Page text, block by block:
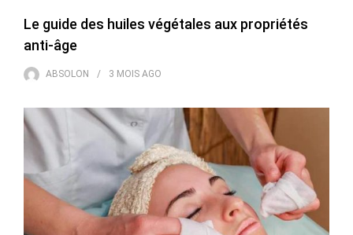
Le guide des huiles végétales aux propriétés
anti-âge
ABSOLON 3 MOIS AGO